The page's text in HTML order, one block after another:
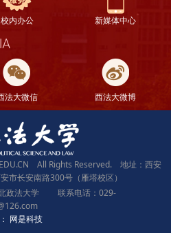
校内办公 新媒体中心
法大微信 西法大微博
All Rights Reserved. 地址：西安
市长安南路300号（雁塔校区）
北政法大学 联系电话：029-
网是科技